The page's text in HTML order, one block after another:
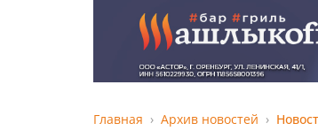
Главная Архив новостей